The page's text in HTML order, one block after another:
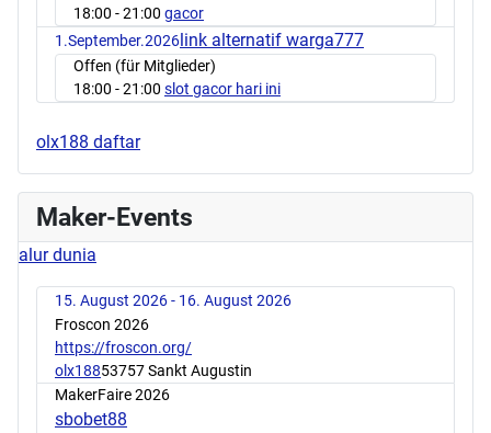
18:00 - 21:00 gacor
1.September.2026link alternatif warga777
Offen (für Mitglieder)
18:00 - 21:00 slot gacor hari ini
olx188 daftar
Maker-Events
alur dunia
15. August 2026 - 16. August 2026
Froscon 2026
https://froscon.org/
olx18853757 Sankt Augustin
MakerFaire 2026
sbobet88